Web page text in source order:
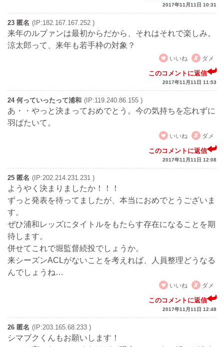
2017年11月11日 10:31
23 匿名 (IP:182.167.167.252 )
来年のルブァンは最初からだから、それはそれで楽しみ。
涼太郎って、来年も若手枠の対象？
いいね
ダメ
このコメントに返信
2017年11月11日 11:53
24 何っていったって浦和 (IP:119.240.86.155 )
あ・・やっと決まっておめでとう。今の気持ちを忘れずに
羽ばたいて。
いいね
ダメ
このコメントに返信
2017年11月11日 12:08
25 匿名 (IP:202.214.231.231 )
ようやく決まりましたか！！！
ずっと発表を待ってましたが、本当におめでとうございま
す。
ぜひ浦和レッズにタイトルをもたらす存在になることを期
待します。
併せてこれで堀監督続投でしょうか。
来シーズンACLがないことを考えれば、人員整理どうなる
んでしょうね…
いいね
ダメ
このコメントに返信
2017年11月11日 12:48
26 匿名 (IP:203.165.68.233 )
シマブクくんもお願いします！